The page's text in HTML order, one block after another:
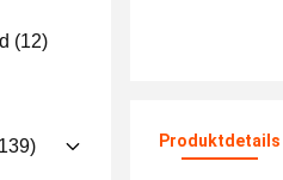
(12)
Produktdetails